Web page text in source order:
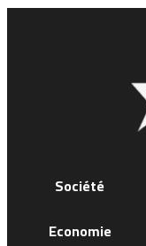
Société
Economie